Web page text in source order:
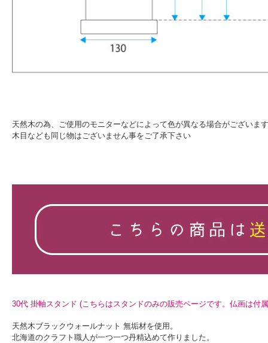
天然木の為、ご使用のモニターなどによって色が異なる場合がございま
木目なども同じ物はございません事をご了承下さい
30代 掛軸スタンド (こちらはスタンドのみの販売ページです。仏画は付
天然木ブラックウォールナット 無垢材を使用。
北海道のクラフト職人が一つ一つ丹精込めて作りました。